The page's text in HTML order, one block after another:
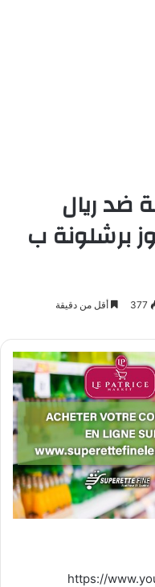
ضد ريال
برشلونة ب
377 أقل من دقيقة
https://